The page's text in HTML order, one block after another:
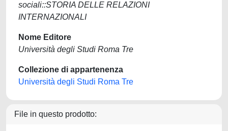
sociali::STORIA DELLE RELAZIONI
INTERNAZIONALI
Nome Editore
Università degli Studi Roma Tre
Collezione di appartenenza
Università degli Studi Roma Tre
File in questo prodotto: